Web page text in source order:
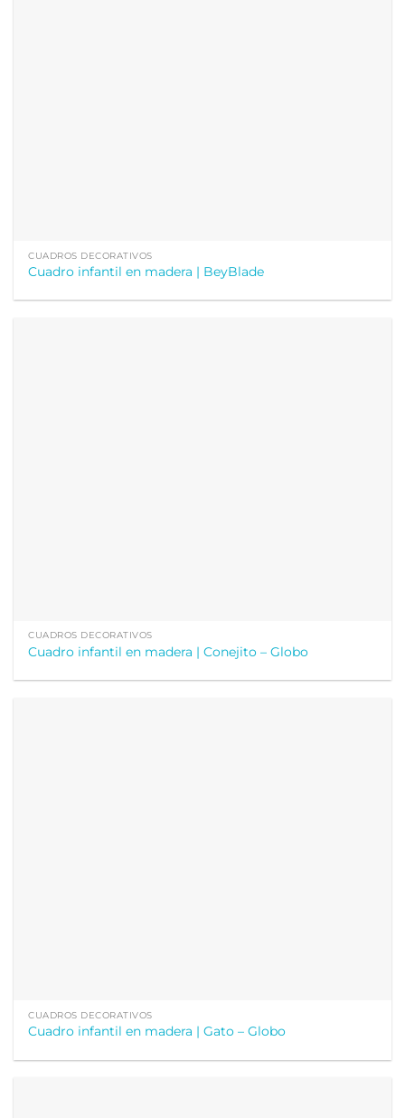
CUADROS DECORATIVOS
Cuadro infantil en madera | BeyBlade
CUADROS DECORATIVOS
Cuadro infantil en madera | Conejito – Globo
CUADROS DECORATIVOS
Cuadro infantil en madera | Gato – Globo